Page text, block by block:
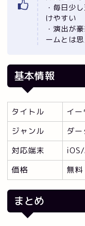
・毎日少
けやすい
・演出が
ームとは
基本情報
タイトル
イ
ジャンル
ダ
対応端末
価格
無料
まとめ